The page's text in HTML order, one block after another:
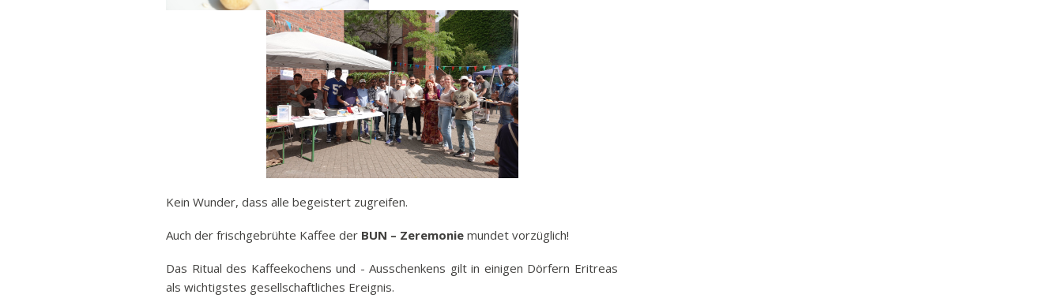
Kein Wunder, dass alle begeistert zugreifen.
Auch der frischgebrühte Kaffee der BUN – Zeremonie mundet vorzüglich!
Das Ritual des Kaffeekochens und - Ausschenkens gilt in einigen Dörfern Eritreas
als wichtigstes gesellschaftliches Ereignis.